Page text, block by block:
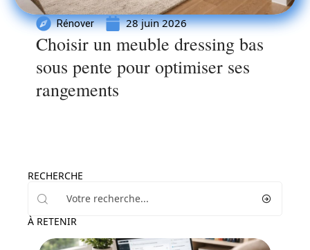
Rénover 28 juin 2026
Choisir un meuble dressing bas
sous pente pour optimiser ses
rangements
RECHERCHE
À RETENIR